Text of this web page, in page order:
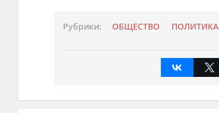
Рубрики: ОБЩЕСТВО ПОЛИТИКА